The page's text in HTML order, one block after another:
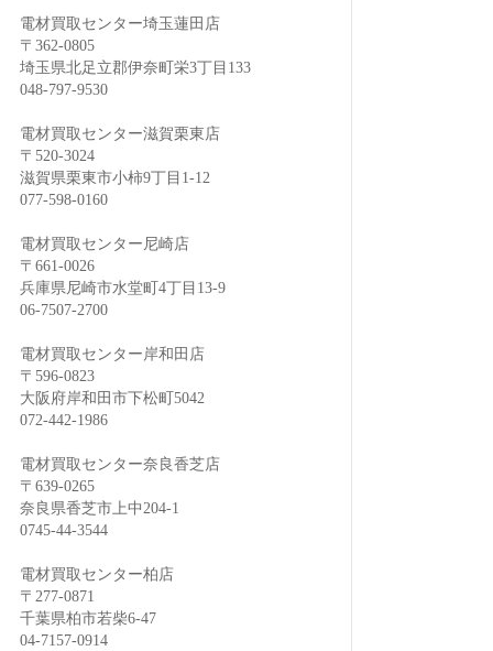
電材買取センター埼玉蓮田店
〒362-0805
埼玉県北足立郡伊奈町栄3丁目133
048-797-9530
電材買取センター滋賀栗東店
〒520-3024
滋賀県栗東市小柿9丁目1-12
077-598-0160
電材買取センター尼崎店
〒661-0026
兵庫県尼崎市水堂町4丁目13-9
06-7507-2700
電材買取センター岸和田店
〒596-0823
大阪府岸和田市下松町5042
072-442-1986
電材買取センター奈良香芝店
〒639-0265
奈良県香芝市上中204-1
0745-44-3544
電材買取センター柏店
〒277-0871
千葉県柏市若柴6-47
04-7157-0914